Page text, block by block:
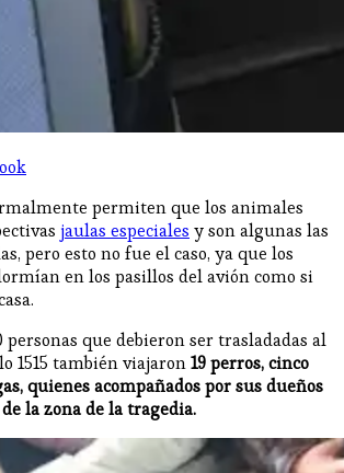
permiten que los animales
jaulas especiales y son algunas las
pero esto no fue el caso, ya que los
en los pasillos del avión como si
personas que debieron ser trasladadas al
1515 también viajaron19 perros, cinco
quienes acompañados por sus dueños
la zona de la tragedia.